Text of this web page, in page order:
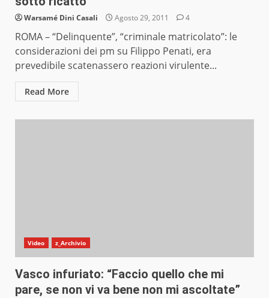
Warsamé Dini Casali Agosto 29, 2011 4
ROMA – “Delinquente”, “criminale matricolato”: le
considerazioni dei pm su Filippo Penati, era
prevedibile scatenassero reazioni virulente...
Read More
Video z_Archivio
Vasco infuriato: “Faccio quello che mi
pare, se non vi va bene non mi ascoltate”